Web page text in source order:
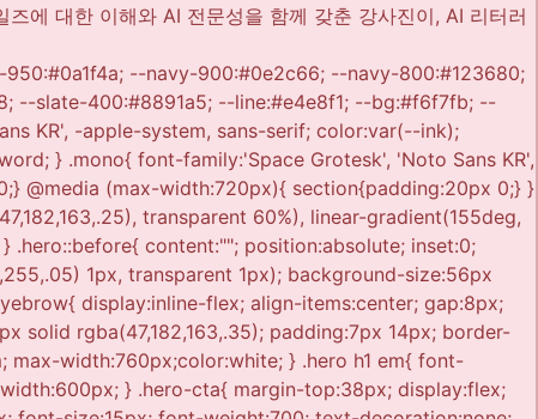
70%); top:-120px; right:-60px; pointer-events:none; } .track.a .track-head{ background:linear-gradient(135deg, var(--navy-900) 0%, var(--blue-600) 100%); } .track.b .track-head{ background:linear-gradient(135deg, #223255 0%, #3d4d70 100%); } .track-ribbon{ position:absolute; top:16px; right:18px; z-index:2; font-size:11.5px; font-weight:700; letter-spacing:.03em; color:var(--navy-950); background:var(--teal-500); padding:5px 12px; border-radius:100px; } .track-head .tag{ font-size:12px; font-weight:700; opacity:.8; letter-spacing:.06em; position:relative; } .track-head h3{ font-size:20px; font-weight:800; margin-top:6px; } .track-head .time{ font-size:13px; opacity:.85; margin-top:4px; } .track-head .badge{ display:inline-block; margin-top:14px; font-size:12.5px; font-weight:500; padding:6px 12px; border-radius:100px; background:rgba(255,255,255,.14); border:1px solid rgba(255,255,255,.28); color:#fff; } .track-foot{ padding:18px 26px; background:var(--bg); border-top:1px solid var(--line); font-size:13.5px; color:var(--slate-600); line-height:1.6; } .track-foot strong{ color:var(--ink); } .track-steps{ padding:22px 26px; display:flex; flex-direction:column; gap:0; } .step{ display:flex; gap:14px; padding:13px 0; border-bottom:1px dashed var(--line); } .step:last-child{ border-bottom:none; } .step .n{ flex:0 0 auto; width:26px; height:26px; border-radius:50%; background:var(--bg); border:1px solid var(--line); font-size:12px; font-weight:700; color:var(--blue-600); display:flex; align-items:center; justify-content:center; font-family:'Space Grotesk',sans-serif; } .step .t{ font-size:14.5px; font-weight:500; color:var(--ink); } .step .d{ font-size:13px; color:var(--slate-400); margin-top:2px; } /* ---------- OVERVIEW TABLE ---------- */ .ov-table{ width:100%; border-collapse:collapse; background:var(--white); border-radius:14px; overflow:hidden; border:1px solid var(--line);} .ov-table tr{ border-bottom:1px solid var(--line); } .ov-table tr:last-child{ border-bottom:none; } .ov-table th{ text-align:left; width:150px; padding:20px 24px; font-size:14px; font-weight:700; color:var(--blue-600); background:#f4f6fb; vertical-align:top; } .ov-table td{ padding:20px 24px; font-size:14.5px; color:var(--ink); } .ov-table td span.sub{ display:block; color:var(--slate-400); font-size:12.5px; margin-top:3px;} /* ---------- CURRICULUM TABS ---------- */ .tabbar{ display:flex; gap:8px; margin-bottom:22px; } .tabbtn{ padding:10px 20px; border-radius:100px; font-size:14px; font-weight:700; border:1px solid var(--line); background:var(--white); color:var(--slate-600); cursor:pointer; } .tabbtn.active{ background:var(--navy-900); border-color:var(--navy-900); color:#fff; } .curr-table{ width:100%; border-collapse:collapse; font-size:13.8px; background:var(--white); border-radius:14px; overflow:hidden; border:1px solid var(--line); } .curr-table th{ background:var(--navy-900); color:#fff; text-align:left; padding:14px 18px; font-size:13px; font-weight:700; } .curr-table td{ padding:16px 18px; border-bott